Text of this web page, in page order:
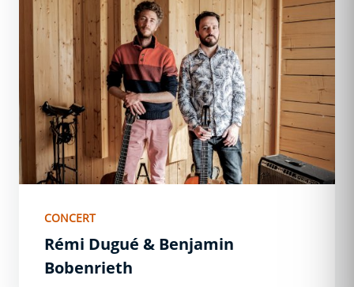
CONCERT
Rémi Dugué & Benjamin
Bobenrieth